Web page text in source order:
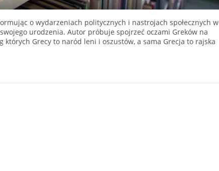
o wydarzeniach politycznych i nastrojach społecznych w
urodzenia. Autor próbuje spojrzeć oczami Greków na
Grecy to naród leni i oszustów, a sama Grecja to rajska